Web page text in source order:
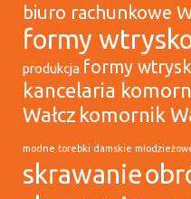
biuro rachunkowe
formy
produkcja formy
kancelaria
Wałcz komornik
modne torebki damskie
skrawanie